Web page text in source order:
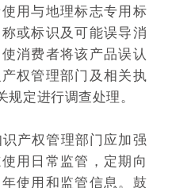
用与地理标志专用标
或标识及可能误导消
消费者将该产品误认
权管理部门及相关执
定进行调查处理。
产权管理部门应加强
用日常监管，定期向
使用和监管信息。鼓